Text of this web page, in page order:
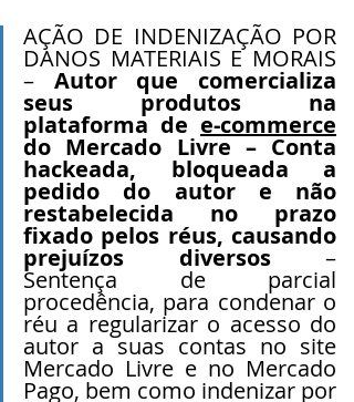
AÇÃO DE INDENIZAÇÃO POR
DANOS MATERIAIS E MORAIS
– Autor que comercializa
seus produtos na
plataforma de e-commerce
do Mercado Livre – Conta
hackeada, bloqueada a
pedido do autor e não
restabelecida no prazo
fixado pelos réus, causando
prejuízos diversos –
Sentença de parcial
procedência, para condenar o
réu a regularizar o acesso do
autor a suas contas no site
Mercado Livre e no Mercado
Pago, bem como indenizar por